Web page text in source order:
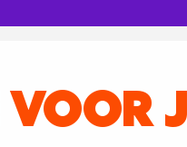
VOOR